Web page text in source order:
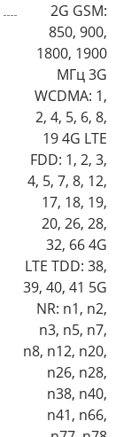
2G GSM:
850, 900,
1800, 1900
МГц 3G
WCDMA: 1,
2, 4, 5, 6, 8,
19 4G LTE
FDD: 1, 2, 3,
4, 5, 7, 8, 12,
17, 18, 19,
20, 26, 28,
32, 66 4G
LTE TDD: 38,
39, 40, 41 5G
NR: n1, n2,
n3, n5, n7,
n8, n12, n20,
n26, n28,
n38, n40,
n41, n66,